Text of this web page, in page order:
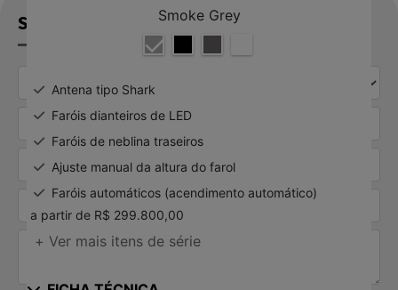
SOLICITAR PROPOSTA
Smoke Grey
Antena tipo Shark
Faróis dianteiros de LED
Faróis de neblina traseiros
Ajuste manual da altura do farol
Faróis automáticos (acendimento automático)
a partir de R$ 299.800,00
+ Ver mais itens de série